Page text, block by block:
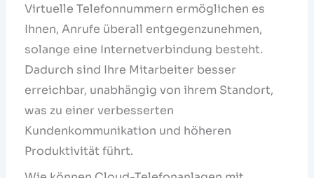
Virtuelle Telefonnummern ermöglichen es
Ihnen, Anrufe überall entgegenzunehmen,
solange eine Internetverbindung besteht.
Dadurch sind Ihre Mitarbeiter besser
erreichbar, unabhängig von ihrem Standort,
was zu einer verbesserten
Kundenkommunikation und höheren
Produktivität führt.